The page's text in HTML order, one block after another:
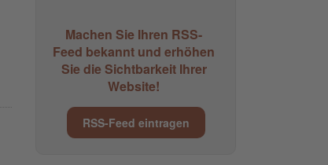
Machen Sie Ihren RSS-
Feed bekannt und erhöhen
Sie die Sichtbarkeit Ihrer
Website!
RSS-Feed eintragen